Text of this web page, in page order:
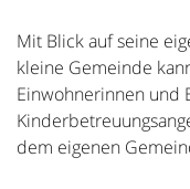
Mit Blick auf seine
kleine Gemeinde
Einwohnerinnen und
dem eigenen